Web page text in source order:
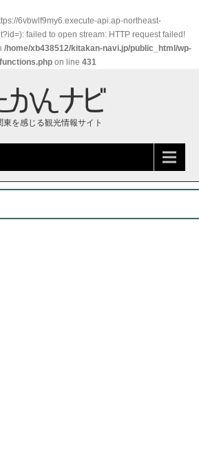
6vbwlf9my6.execute-api.ap-northeast-
failed to open stream: HTTP request failed!
/home/xb438512/kitakan-navi.jp/public_html/wp-
on line 431
東を感じる観光情報サイト